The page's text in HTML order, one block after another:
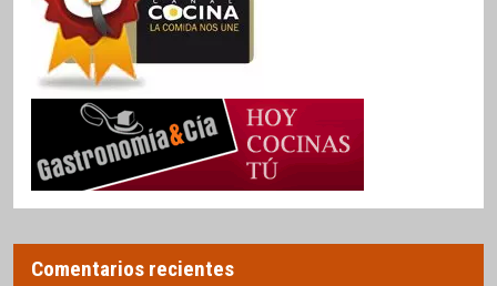
Comentarios recientes